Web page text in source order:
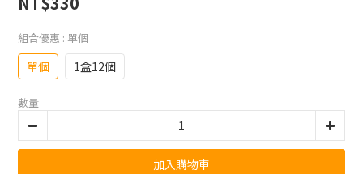
組合優惠 : 單個
單個 1盒12個
數量
加入購物車